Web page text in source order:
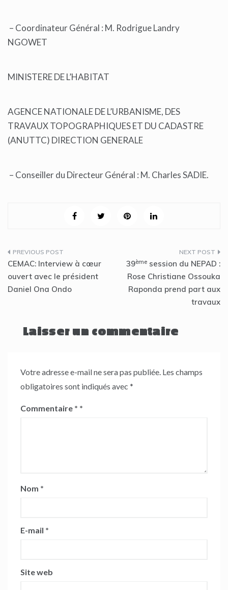
– Coordinateur Général : M. Rodrigue Landry
NGOWET
MINISTERE DE L’HABITAT
AGENCE NATIONALE DE L’URBANISME, DES
TRAVAUX TOPOGRAPHIQUES ET DU CADASTRE
(ANUTTC) DIRECTION GENERALE
– Conseiller du Directeur Général : M. Charles SADIE.
Navigation
de
l’article
CEMAC: Interview à cœur
ouvert avec le président
Daniel Ona Ondo
39ème session du NEPAD :
Rose Christiane Ossouka
Raponda prend part aux
travaux
Laisser un commentaire
Votre adresse e-mail ne sera pas publiée. Les champs
obligatoires sont indiqués avec *
Commentaire *
Nom *
E-mail *
Site web